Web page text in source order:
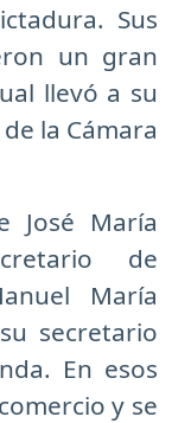
Sus
un gran
llevó a su
la Cámara
José María
de
María
secretario
En esos
y se